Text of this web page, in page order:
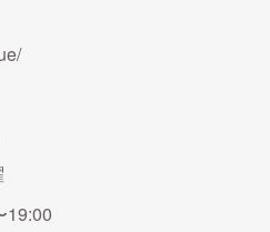
19:00